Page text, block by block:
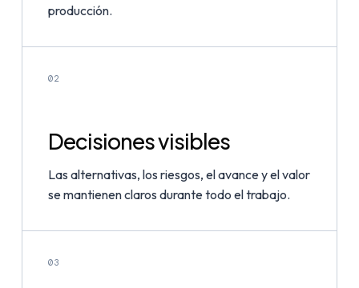
producción.
02
Decisiones visibles
Las alternativas, los riesgos, el avance y el valor
se mantienen claros durante todo el trabajo.
03